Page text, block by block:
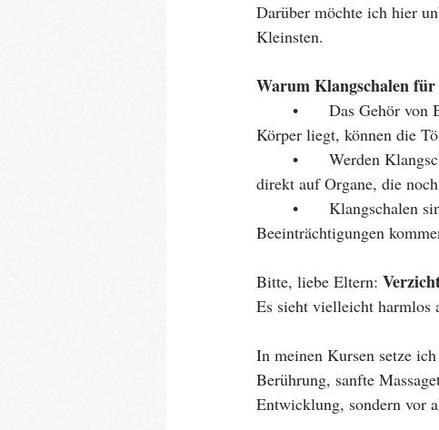
Darüber möchte ich hier
Kleinsten.
Warum Klangschalen
Körper liegt, können die
direkt auf Organe, die
Beeinträchtigungen
Bitte, liebe Eltern:
Es sieht vielleicht harmlos
In meinen Kursen setze
Berührung, sanfte
Entwicklung, sondern vor